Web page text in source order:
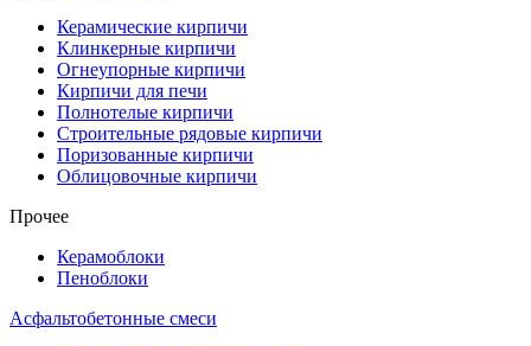
Керамические кирпичи
Клинкерные кирпичи
Огнеупорные кирпичи
Кирпичи для печи
Полнотелые кирпичи
Строительные рядовые кирпичи
Поризованные кирпичи
Облицовочные кирпичи
Прочее
Керамоблоки
Пеноблоки
Асфальтобетонные смеси